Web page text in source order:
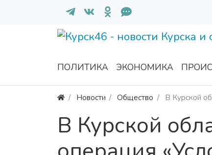
ПОЛИТИКА ЭКОНОМИКА
Новости Общество В Курской
В Курской